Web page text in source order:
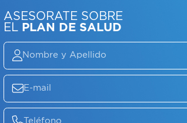
ASESORATE SOBRE
ELPLAN DE SALUD